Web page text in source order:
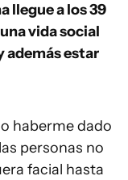
llegue a los 39
vida social
además estar
haberme dado
personas no
facial hasta